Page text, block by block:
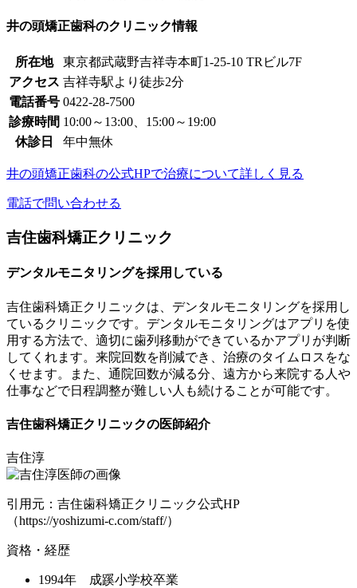
井の頭矯正歯科のクリニック情報
所在地
東京都武蔵野吉祥寺本町1-25-10 TRビル7F
アクセス 吉祥寺駅より徒歩2分
電話番号 0422-28-7500
診療時間 10:00～13:00、15:00～19:00
休診日
年中無休
井の頭矯正歯科の公式HPで治療について詳しく見る
電話で問い合わせる
吉住歯科矯正クリニック
デンタルモニタリングを採用している
吉住歯科矯正クリニックは、デンタルモニタリングを採用し
ているクリニックです。デンタルモニタリングはアプリを使
用する方法で、 適切に歯列移動ができているかアプリが判断
してくれます。来院回数を削減でき、治療のタイムロスをな
くせます。また、通院回数が減る分、遠方から来院する人や
仕事などで日程調整が難しい人も続けることが可能です。
吉住歯科矯正クリニックの医師紹介
吉住淳
引用元：吉住歯科矯正クリニック公式HP
（https://yoshizumi-c.com/staff/）
資格・経歴
1994年 成蹊小学校卒業